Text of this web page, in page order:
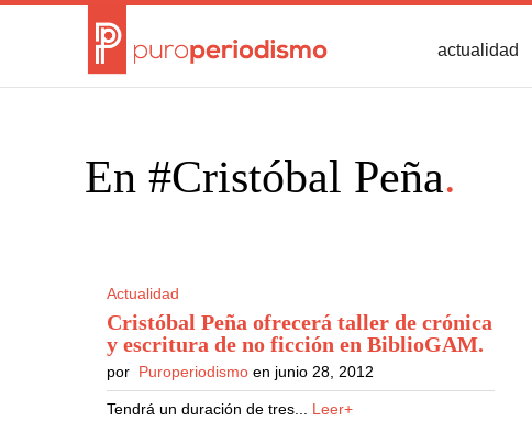
actualidad
En #Cristóbal Peña.
Actualidad
Cristóbal Peña ofrecerá taller de crónica
y escritura de no ficción en BiblioGAM.
por Puroperiodismo en junio 28, 2012
Tendrá un duración de tres... Leer+